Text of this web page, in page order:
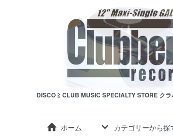
DISCO ≧ CLUB MUSIC SPECIALTY STORE ク
ホーム カテゴリーから探